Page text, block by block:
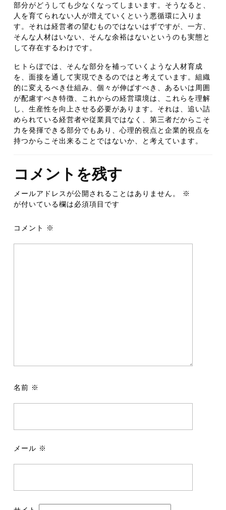
部分がどうしても少なくなってしまいます。そうなると、
人を育てられない人が増えていくという悪循環に入りま
す。それは経営者の望むものではないはずですが、一方、
そんな人材はいない、そんな余裕はないというのも実態と
して存在するわけです。
ヒトらぼでは、そんな部分を補っていくような人材育成
を、面接を通して実現できるのではと考えています。組織
的に変えるべき仕組み、個々が伸ばすべき、あるいは周囲
が配慮すべき特徴、これからの経営環境は、これらを理解
し、生産性を向上させる必要があります。それは、追い詰
められている経営者や従業員ではなく、第三者だからこそ
力を発揮できる部分でもあり、心理的視点と企業的視点を
持つからこそ出来ることではないか、と考えています。
コメントを残す
メールアドレスが公開されることはありません。
※
が付いている欄は必須項目です
コメント ※
名前 ※
メール ※